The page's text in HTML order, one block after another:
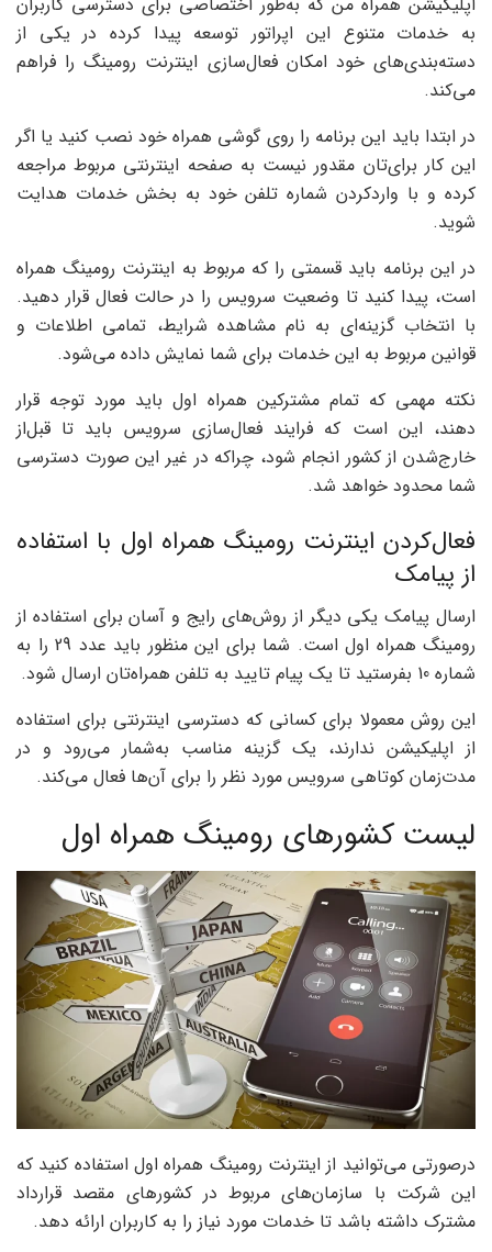
به خدمات متنوع این اپراتور توسعه پیدا کرده در یکی از
دسته‌بندی‌های خود امکان فعال‌سازی اینترنت رومینگ را فراهم
می‌کند.
در ابتدا باید این برنامه را روی گوشی همراه خود نصب کنید یا اگر
این کار برای‌تان مقدور نیست به صفحه اینترنتی مربوط مراجعه
کرده و با واردکردن شماره تلفن خود به بخش خدمات هدایت
شوید.
در این برنامه باید قسمتی را که مربوط به اینترنت رومینگ همراه
است، پیدا کنید تا وضعیت سرویس را در حالت فعال قرار دهید.
با انتخاب گزینه‌ای به نام مشاهده شرایط، تمامی اطلاعات و
قوانین مربوط به این خدمات برای شما نمایش داده می‌شود.
نکته مهمی که تمام مشترکین همراه اول باید مورد توجه قرار
دهند، این است که فرایند فعال‌سازی سرویس باید تا قبل‌از
خارج‌شدن از کشور انجام شود، چراکه در غیر این صورت دسترسی
شما محدود خواهد شد.
فعال‌کردن اینترنت رومینگ همراه اول با استفاده
از پیامک
ارسال پیامک یکی دیگر از روش‌های رایج و آسان برای استفاده از
رومینگ همراه اول است. شما برای این منظور باید عدد 29 را به
شماره 10 بفرستید تا یک پیام تایید به تلفن همراه‌تان ارسال شود.
این روش معمولا برای کسانی که دسترسی اینترنتی برای استفاده
از اپلیکیشن ندارند، یک گزینه مناسب به‌شمار می‌رود و در
مدت‌زمان کوتاهی سرویس مورد نظر را برای آن‌ها فعال می‌کند.
لیست کشورهای رومینگ همراه اول
درصورتی می‌توانید از اینترنت رومینگ همراه اول استفاده کنید که
این شرکت با سازمان‌های مربوط در کشورهای مقصد قرارداد
مشترک داشته باشد تا خدمات مورد نیاز را به کاربران ارائه دهد.